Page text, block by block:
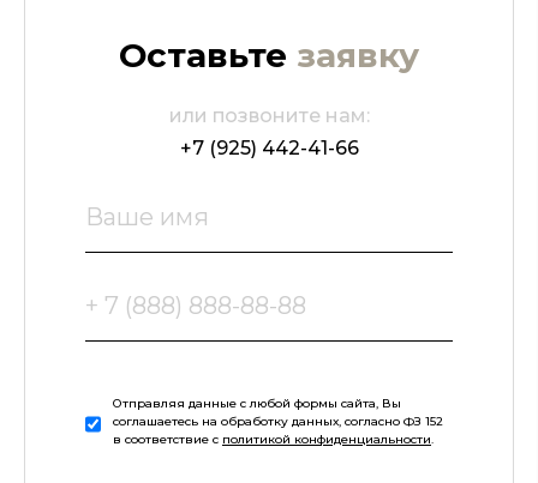
Оставьте заявку
или позвоните нам:
+7 (925) 442-41-66
Отправляя данные с любой формы сайта, Вы
соглашаетесь на обработку данных, согласно ФЗ 152
в соответствие с политикой конфиденциальности.